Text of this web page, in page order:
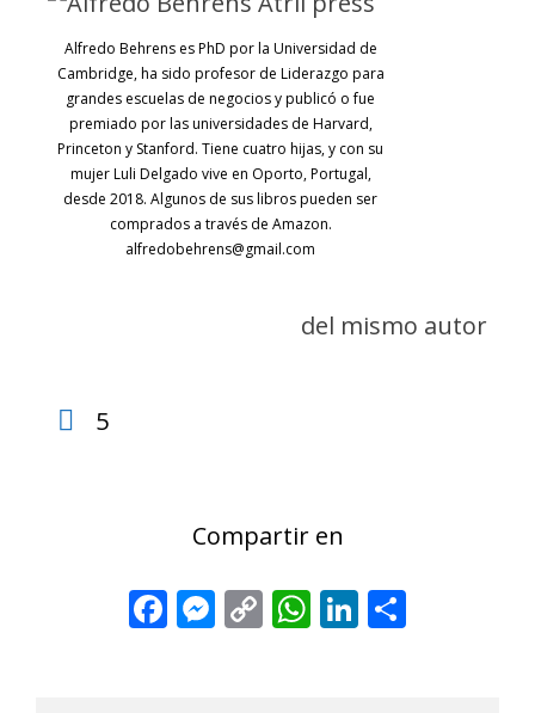
Alfredo Behrens es PhD por la Universidad de
Cambridge, ha sido profesor de Liderazgo para
grandes escuelas de negocios y publicó o fue
premiado por las universidades de Harvard,
Princeton y Stanford. Tiene cuatro hijas, y con su
mujer Luli Delgado vive en Oporto, Portugal,
desde 2018. Algunos de sus libros pueden ser
comprados a través de Amazon.
alfredobehrens@gmail.com
del mismo autor
5
Compartir en
Facebook
Messenger
CopyWhatsApp
LinkedIn